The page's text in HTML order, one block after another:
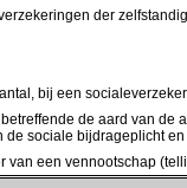
der
bij een
de aard van
sociale bijdrageplicht
van een vennootschap